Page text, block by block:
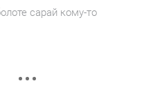
сарай кому-то